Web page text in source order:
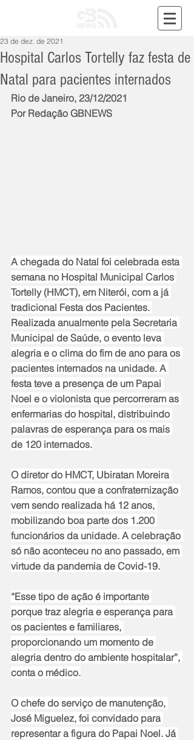
Hospital Carlos Tortelly faz festa de
Natal para pacientes internados
23 de dez. de 2021
Rio de Janeiro, 23/12/2021
Por Redação GBNEWS
A chegada do Natal foi celebrada esta
semana no Hospital Municipal Carlos
Tortelly (HMCT), em Niterói, com a já
tradicional Festa dos Pacientes.
Realizada anualmente pela Secretaria
Municipal de Saúde, o evento leva
alegria e o clima do fim de ano para os
pacientes internados na unidade. A
festa teve a presença de um Papai
Noel e o violonista que percorreram as
enfermarias do hospital, distribuindo
palavras de esperança para os mais
de 120 internados.
O diretor do HMCT, Ubiratan Moreira
Ramos, contou que a confraternização
vem sendo realizada há 12 anos,
mobilizando boa parte dos 1.200
funcionários da unidade. A celebração
só não aconteceu no ano passado, em
virtude da pandemia de Covid-19.
“Esse tipo de ação é importante
porque traz alegria e esperança para
os pacientes e familiares,
proporcionando um momento de
alegria dentro do ambiente hospitalar”,
conta o médico.
O chefe do serviço de manutenção,
José Miguelez, foi convidado para
representar a figura do Papai Noel. Já